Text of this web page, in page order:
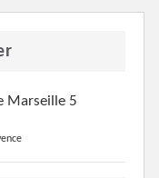
Marseille 5